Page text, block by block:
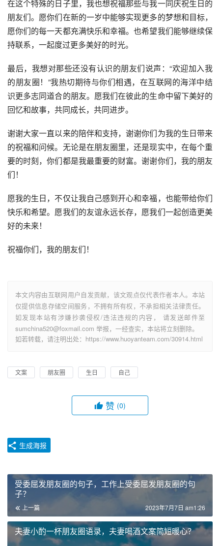
在这个特殊的日子里，我也想祝福那些与我一同庆祝生日的
朋友们。愿你们在新的一岁中能够实现更多的梦想和目标，
愿你们的每一天都充满快乐和幸福。也希望我们能够继续保
持联系，一起度过更多美好的时光。
最后，我想对那些还没有认识的朋友们说声：“欢迎加入我
的朋友圈！”我热切期待与你们相遇，在互联网的海洋中结
识更多志同道合的朋友。愿我们在彼此的生命中留下美好的
回忆和故事，共同成长，共同进步。
谢谢大家一直以来的陪伴和支持，谢谢你们为我的生日带来
的祝福和问候。无论是在朋友圈里，还是现实中，在每个重
要的时刻，你们都是我最重要的财富。谢谢你们，我的朋友
们！
愿我的生日，不仅让我自己感到开心和幸福，也能带给你们
快乐和希望。愿我们的友谊永远长存，愿我们一起创造更美
好的未来！
祝福你们，我的朋友们！
本文内容由互联网用户自发贡献，该文观点仅代表作者本人。本站
仅提供信息存储空间服务，不拥有所有权，不承担相关法律责任。
如发现本站有涉嫌抄袭侵权/违法违规的内容， 请发送邮件至
sumchina520@foxmail.com 举报，一经查实，本站将立刻删除。
如若转载，请注明出处：https://www.huoyanteam.com/30914.html
文案 朋友圈 生日 自己
赞 (0)
生成海报
受委屈发朋友圈的句子，工作上受委屈发朋友圈的句
子？
上一篇 2023年7月7日 am1:26
夫妻小酌一杯朋友圈语录，夫妻喝酒文案简短暖心？